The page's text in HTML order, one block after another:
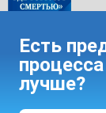
Есть
лучше?